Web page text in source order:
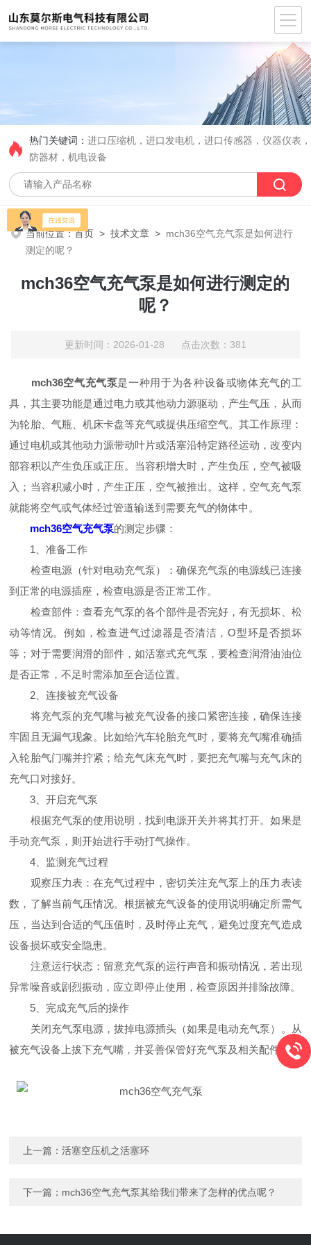
热门关键词：进口压缩机，进口发电机，进口传感器，仪器仪表
防器材，机电设备
当前位置：首页 >技术文章 > mch36空气充气泵是如何进行
测定的呢？
mch36空气充气泵是如何进行测定的
呢？
更新时间：2026-01-28 点击次数：381
mch36空气充气泵是一种用于为各种设备或物体充气的工
具，其主要功能是通过电力或其他动力源驱动，产生气压，从而
为轮胎、气瓶、机床卡盘等充气或提供压缩空气。其工作原理：
通过电机或其他动力源带动叶片或活塞沿特定路径运动，改变内
部容积以产生负压或正压。当容积增大时，产生负压，空气被吸
入；当容积减小时，产生正压，空气被推出。这样，空气充气泵
就能将空气或气体经过管道输送到需要充气的物体中。
mch36空气充气泵的测定步骤：
1、准备工作
检查电源（针对电动充气泵）：确保充气泵的电源线已连接
到正常的电源插座，检查电源是否正常工作。
检查部件：查看充气泵的各个部件是否完好，有无损坏、松
动等情况。例如，检查进气过滤器是否清洁，O型环是否损坏
等；对于需要润滑的部件，如活塞式充气泵，要检查润滑油油位
是否正常，不足时需添加至合适位置。
2、连接被充气设备
将充气泵的充气嘴与被充气设备的接口紧密连接，确保连接
牢固且无漏气现象。比如给汽车轮胎充气时，要将充气嘴准确插
入轮胎气门嘴并拧紧；给充气床充气时，要把充气嘴与充气床的
充气口对接好。
3、开启充气泵
根据充气泵的使用说明，找到电源开关并将其打开。如果是
手动充气泵，则开始进行手动打气操作。
4、监测充气过程
观察压力表：在充气过程中，密切关注充气泵上的压力表读
数，了解当前气压情况。根据被充气设备的使用说明确定所需气
压，当达到合适的气压值时，及时停止充气，避免过度充气造成
设备损坏或安全隐患。
注意运行状态：留意充气泵的运行声音和振动情况，若出现
异常噪音或剧烈振动，应立即停止使用，检查原因并排除故障。
5、完成充气后的操作
关闭充气泵电源，拔掉电源插头（如果是电动充气泵）。从
被充气设备上拔下充气嘴，并妥善保管好充气泵及相关配件。
上一篇：活塞空压机之活塞环
下一篇： mch36空气充气泵其给我们带来了怎样的优点呢？